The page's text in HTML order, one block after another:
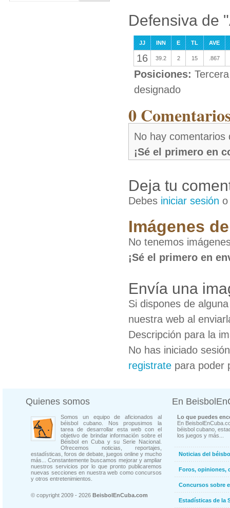
Defensiva de
JJ INN E TL AVE
16 39.2 2 15 .867
Posiciones:
designado
0
No hay comentarios
¡Sé el primero en
Deja tu
Debes iniciar sesión
Imágenes
No tenemos
¡Sé el primero en
Envía una
Si dispones de
nuestra web al
Descripción para la
No has iniciado
registrate para poder
Quienes somos
Somos un equipo de aficionados al
béisbol cubano. Nos propusimos la
tarea de desarrollar esta web con el
objetivo de brindar información sobre el
Béisbol en Cuba y su Serie Nacional.
Ofrecemos noticias, reportajes,
estadísticas, foros de debate, juegos online y mucho
más... Constantemente buscamos mejorar y ampliar
nuestros servicios por lo que pronto publicaremos
nuevas secciones en nuestra web como concursos
y otros entretenimientos.
© copyright 2009 - 2026 BeisbolEnCuba.com
En
Lo que puedes
En
béisbol cubano,
los juegos y más...
Noticias del
Foros, opiniones,
Concursos sobre
Estadísticas de la